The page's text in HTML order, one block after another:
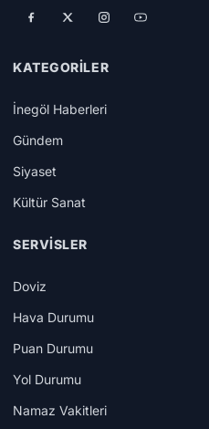
KATEGORILER
İnegöl Haberleri
Gündem
Siyaset
Kültür Sanat
SERVISLER
Doviz
Hava Durumu
Puan Durumu
Yol Durumu
Namaz Vakitleri